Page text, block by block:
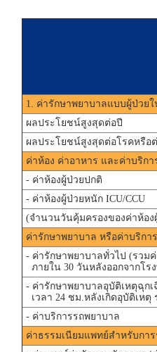
1. ค่ารักษาพยาบาลแบบผู้ป่วยใ
ผลประโยชน์สูงสุดต่อปี
ผลประโยชน์สูงสุดต่อโรคหรือ
ค่าห้อง ค่าอาหาร และค่าบริกา
- ค่าห้องผู้ป่วยปกติ
- ค่าห้องผู้ป่วยหนัก ICU/CCU
(จำนวนวันคุ้มครองของค่าห้อง
ค่ารักษาพยาบาล หรือค่าบริกา
- ค่ารักษาพยาบาลทั่วไป (รวมค่
ภายใน 30 วันหลังออกจากโร
- ค่ารักษาพยาบาลอุบัติเหตุฉุก
เวลา 24 ชม.หลังเกิดอุบัติเหตุ
- ค่าบริการรถพยาบาล
ค่าธรรมเนียมแพทย์สำหรับกา